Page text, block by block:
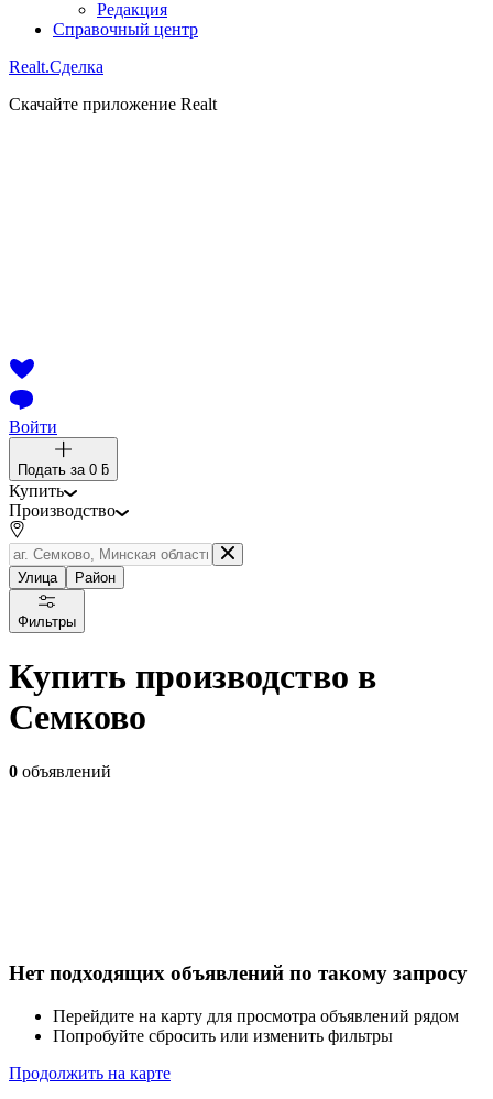
Редакция
Справочный центр
Realt.Сделка
Скачайте приложение Realt
Войти
Подать за 0 ƃ
Купить
Производство
Улица Район
Фильтры
Купить производство в
Семково
0 объявлений
Нет подходящих объявлений по такому запросу
Перейдите на карту для просмотра объявлений рядом
Попробуйте сбросить или изменить фильтры
Продолжить на карте